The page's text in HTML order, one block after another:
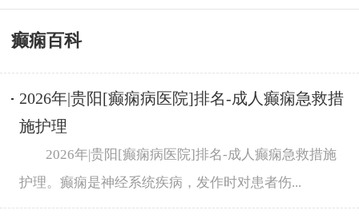
癫痫百科
2026年|贵阳[癫痫病医院]排名-成人癫痫急救措
施护理
2026年|贵阳[癫痫病医院]排名-成人癫痫急救措施
护理。癫痫是神经系统疾病，发作时对患者伤...